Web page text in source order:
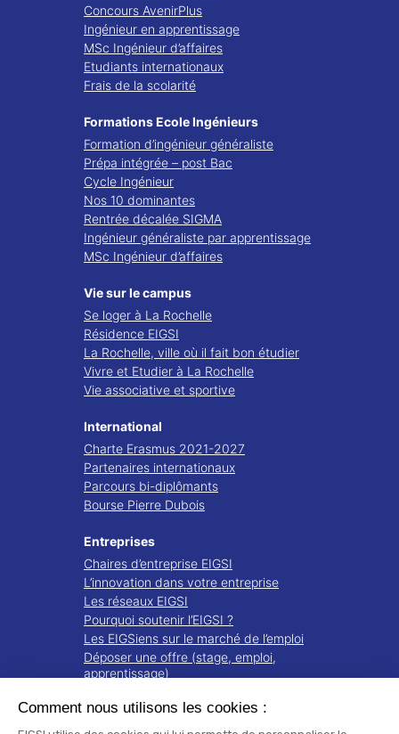
Concours AvenirPlus
Ingénieur en apprentissage
MSc Ingénieur d’affaires
Etudiants internationaux
Frais de la scolarité
Formations Ecole Ingénieurs
Formation d’ingénieur généraliste
Prépa intégrée – post Bac
Cycle Ingénieur
Nos 10 dominantes
Rentrée décalée SIGMA
Ingénieur généraliste par apprentissage
MSc Ingénieur d’affaires
Vie sur le campus
Se loger à La Rochelle
Résidence EIGSI
La Rochelle, ville où il fait bon étudier
Vivre et Etudier à La Rochelle
Vie associative et sportive
International
Charte Erasmus 2021-2027
Partenaires internationaux
Parcours bi-diplômants
Bourse Pierre Dubois
Entreprises
Chaires d’entreprise EIGSI
L’innovation dans votre entreprise
Les réseaux EIGSI
Pourquoi soutenir l’EIGSI ?
Les EIGSiens sur le marché de l’emploi
Déposer une offre (stage, emploi,
apprentissage)
Recherche
Comment nous utilisons les cookies :